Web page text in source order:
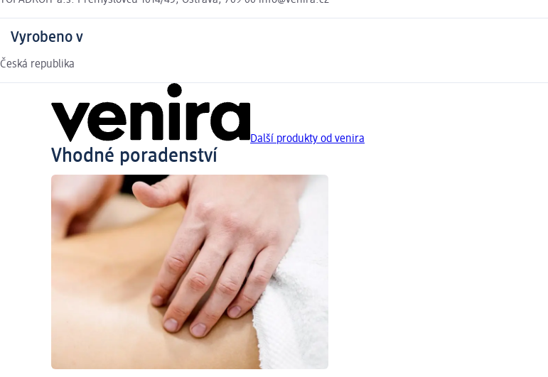
Vyrobeno v
Česká republika
Další produkty od venira
Vhodné poradenství